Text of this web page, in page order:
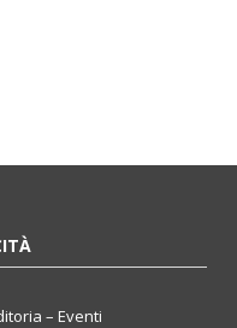
– Eventi